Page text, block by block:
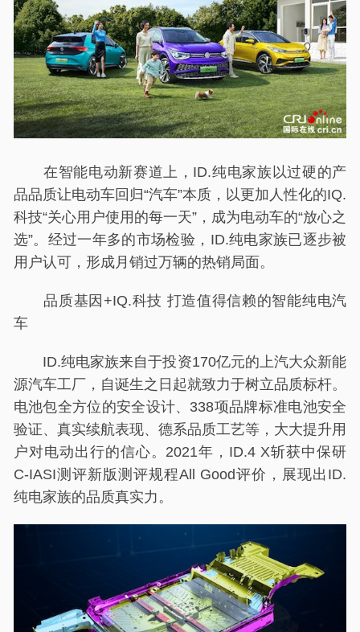
在智能电动新赛道上，ID.纯电家族以过硬的产
品品质让电动车回归“汽车”本质，以更加人性化的IQ.
科技“关心用户使用的每一天”，成为电动车的“放心之
选”。经过一年多的市场检验，ID.纯电家族已逐步被
用户认可，形成月销过万辆的热销局面。
品质基因+IQ.科技 打造值得信赖的智能纯电汽
车
ID.纯电家族来自于投资170亿元的上汽大众新能
源汽车工厂，自诞生之日起就致力于树立品质标杆。
电池包全方位的安全设计、338项品牌标准电池安全
验证、真实续航表现、德系品质工艺等，大大提升用
户对电动出行的信心。2021年，ID.4 X斩获中保研
C-IASI测评新版测评规程All Good评价，展现出ID.
纯电家族的品质真实力。